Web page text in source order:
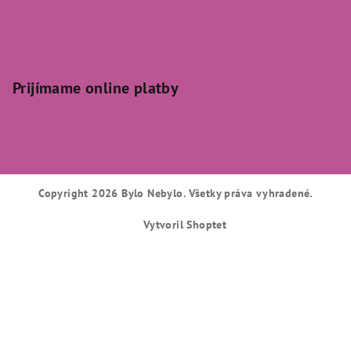
Prijímame online platby
Copyright 2026 Bylo Nebylo. Všetky práva vyhradené.
Vytvoril Shoptet